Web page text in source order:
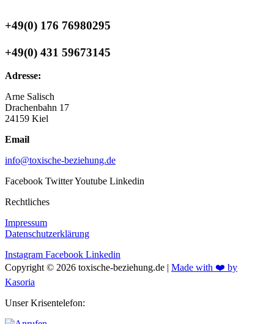
+49(0) 176 76980295
+49(0) 431 59673145
Adresse:
Arne Salisch
Drachenbahn 17
24159 Kiel
Email
info@toxische-beziehung.de
Facebook TwitterYoutube Linkedin
Rechtliches
Impressum
Datenschutzerklärung
Instagram Facebook Linkedin
Copyright © 2026 toxische-beziehung.de | Made with ❤️ by
Kasoria
Unser Krisentelefon: